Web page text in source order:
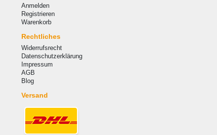
Anmelden
Registrieren
Warenkorb
Rechtliches
Widerrufsrecht
Datenschutzerklärung
Impressum
AGB
Blog
Versand